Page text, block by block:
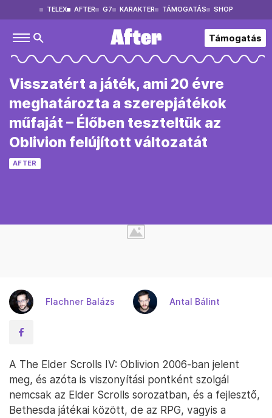
TELEX AFTER G7 KARAKTER TÁMOGATÁS SHOP
Támogatás
Visszatért a játék, ami 20 évre
meghatározta a szerepjátékok
műfaját – Élőben teszteltük az
Oblivion felújított változatát
AFTER
Flachner Balázs Antal Bálint
A The Elder Scrolls IV: Oblivion 2006-ban jelent
meg, és azóta is viszonyítási pontként szolgál
nemcsak az Elder Scrolls sorozatban, és a fejlesztő,
Bethesda játékai között, de az RPG, vagyis a